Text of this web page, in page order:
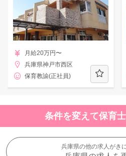
月給20万円〜
兵庫県神戸市西区
保育教諭(正社員)
条件を変えて保育
兵庫県の他の求人がき